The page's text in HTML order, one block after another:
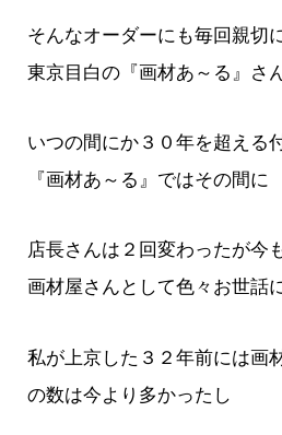
そんなオーダーにも毎回親切
東京目白の『画材あ～る』さ
いつの間にか３０年を超える
『画材あ～る』ではその間に
店長さんは２回変わったが今
画材屋さんとして色々お世話
私が上京した３２年前には画
の数は今より多かったし